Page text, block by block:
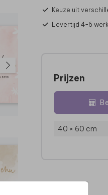
Keuze uit
Levertijd 4-6
Prijzen
40 × 60 cm